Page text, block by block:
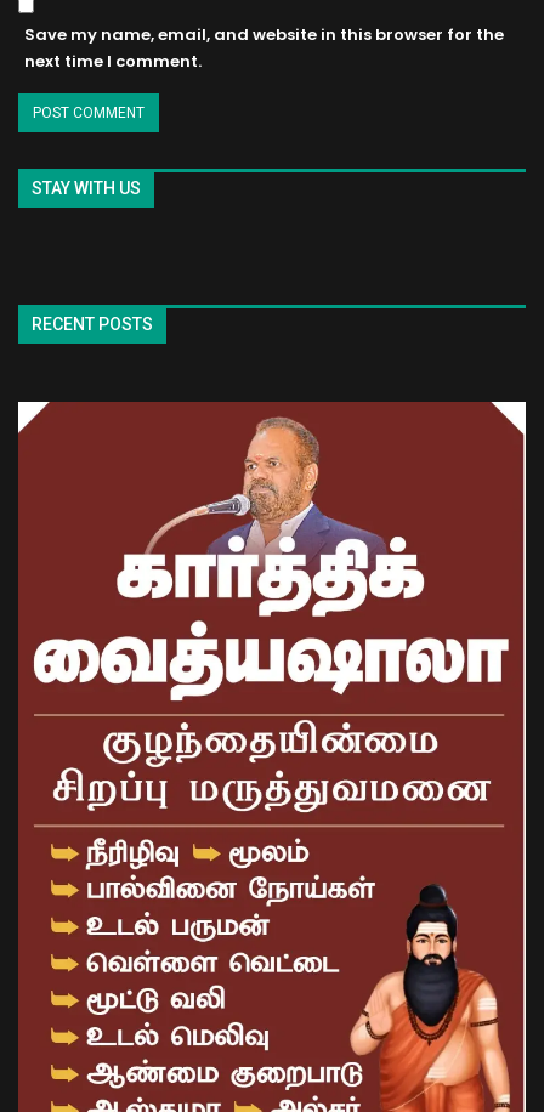
Save my name, email, and website in this browser for the
next time I comment.
STAY WITH US
RECENT POSTS